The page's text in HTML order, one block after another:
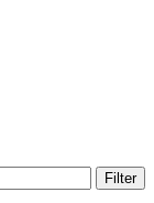
Filter